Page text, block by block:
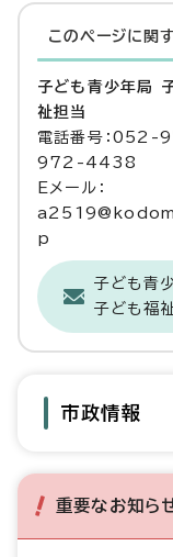
このページに関
子ども青少年局
祉担当
電話番号：
972-4438
Eメール：
p
子ども青
子ども福
市政情報
重要なお知ら